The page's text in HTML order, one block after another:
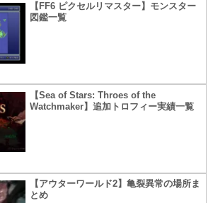
【FF6 ピクセルリマスター】モンスター
図鑑一覧
【Sea of Stars: Throes of the
Watchmaker】追加トロフィー実績一覧
【アウターワールド2】亀裂異常の場所ま
とめ